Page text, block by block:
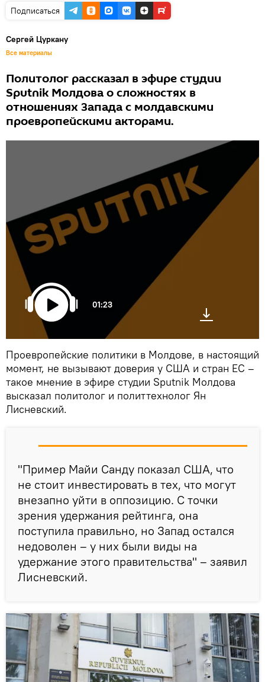
Подписаться
Сергей Цуркану
Все материалы
Политолог рассказал в эфире студии
Sputnik Молдова о сложностях в
отношениях Запада с молдавскими
проевропейскими акторами.
01:23
Проевропейские политики в Молдове, в настоящий
момент, не вызывают доверия у США и стран ЕС –
такое мнение в эфире студии Sputnik Молдова
высказал политолог и политтехнолог Ян
Лисневский.
"Пример Майи Санду показал США, что
не стоит инвестировать в тех, что могут
внезапно уйти в оппозицию. С точки
зрения удержания рейтинга, она
поступила правильно, но Запад остался
недоволен – у них были виды на
удержание этого правительства" – заявил
Лисневский.